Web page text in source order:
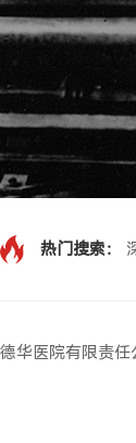
热门搜索：
德华医院有限责任